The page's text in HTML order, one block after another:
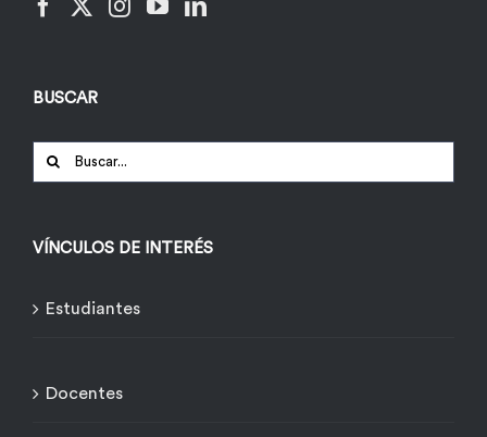
BUSCAR
Buscar:
VÍNCULOS DE INTERÉS
Estudiantes
Docentes